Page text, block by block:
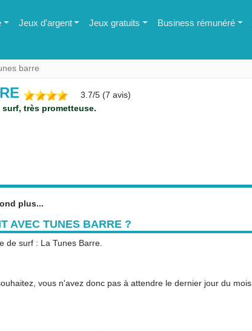
Jeux d'argent Jeux gratuits Business rémunéré
barre
3.7/5 (7 avis)
très prometteuse.
plus...
AVEC TUNES BARRE ?
de surf : La Tunes Barre.
vous n'avez donc pas à attendre le dernier jour du mois.